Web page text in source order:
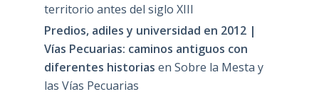
territorio antes del siglo XIII
Predios, adiles y universidad en 2012 |
Vías Pecuarias: caminos antiguos con
diferentes historias en Sobre la Mesta y
las Vías Pecuarias